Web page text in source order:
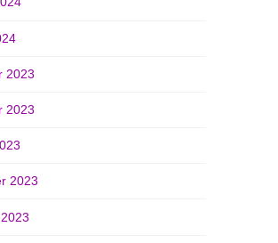
2023
2023
2023